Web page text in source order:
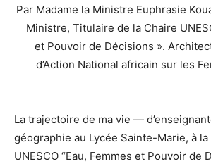
Par Madame la Ministre Euphrasie
Ministre, Titulaire de la Chaire
et Pouvoir de Décisions ».
d’Action National africain sur les
La trajectoire de ma vie —
géographie au Lycée Sainte-Marie, à
UNESCO “Eau, Femmes et Pouvoir de